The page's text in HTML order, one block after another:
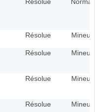
Résolue Mineur
Résolue Mineur
Résolue Mineur
Résolue Mineur